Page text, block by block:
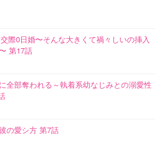
際0日婚〜そんな大きくて禍々しいの挿入
第17話
全部奪われる～執着系幼なじみとの溺愛性
の愛シ方 第7話